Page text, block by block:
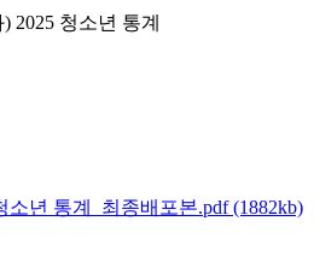
2025 청소년 통계
소년 통계_최종배포본.pdf (1882kb)